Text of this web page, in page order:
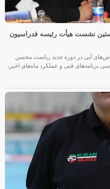
نشست هیأت رئیسه فدراسیون
آبی در دوره جدید ریاست محسن
برنامه‌های فنی و عملکرد ماه‌های اخیر،